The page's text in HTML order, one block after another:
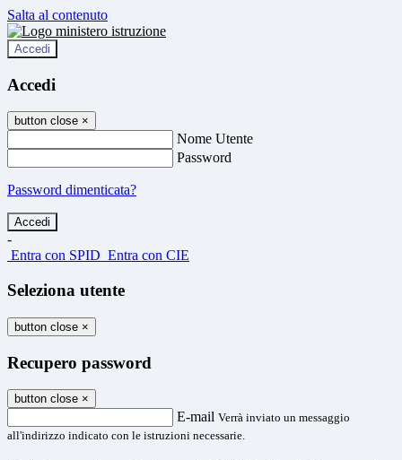
Salta al contenuto
Accedi
Accedi
button close ×
Nome Utente
Password
Password dimenticata?
-
Entra con SPID Entra con CIE
Seleziona utente
button close ×
Recupero password
button close ×
E-mail Verrà inviato un messaggio
all'indirizzo indicato con le istruzioni necessarie.